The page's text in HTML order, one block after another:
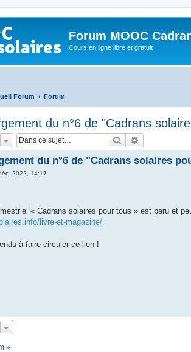
Forum MOOC
Cours en ligne libre et gratuit
Forum Forum
du n°6 de "Cadrans
Rechercher
du n°6 de "Cadrans solaires
2022, 14:17
« Cadrans solaires pour tous » est paru et
livre-et-magazine/
à faire circuler ce lien !
»